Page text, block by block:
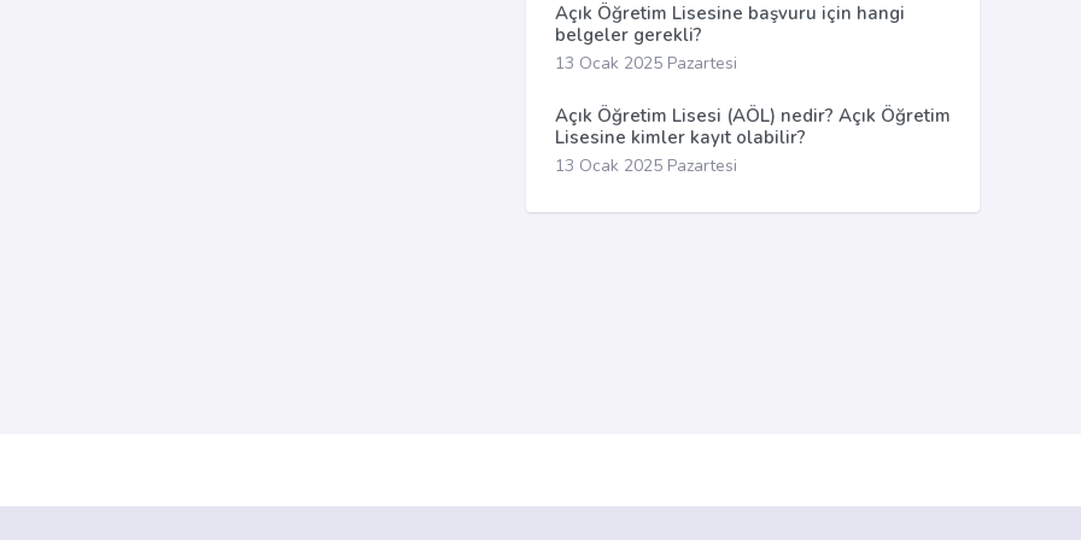
Açık Öğretim Lisesine başvuru için hangi
belgeler gerekli?
13 Ocak 2025 Pazartesi
Açık Öğretim Lisesi (AÖL) nedir? Açık Öğretim
Lisesine kimler kayıt olabilir?
13 Ocak 2025 Pazartesi